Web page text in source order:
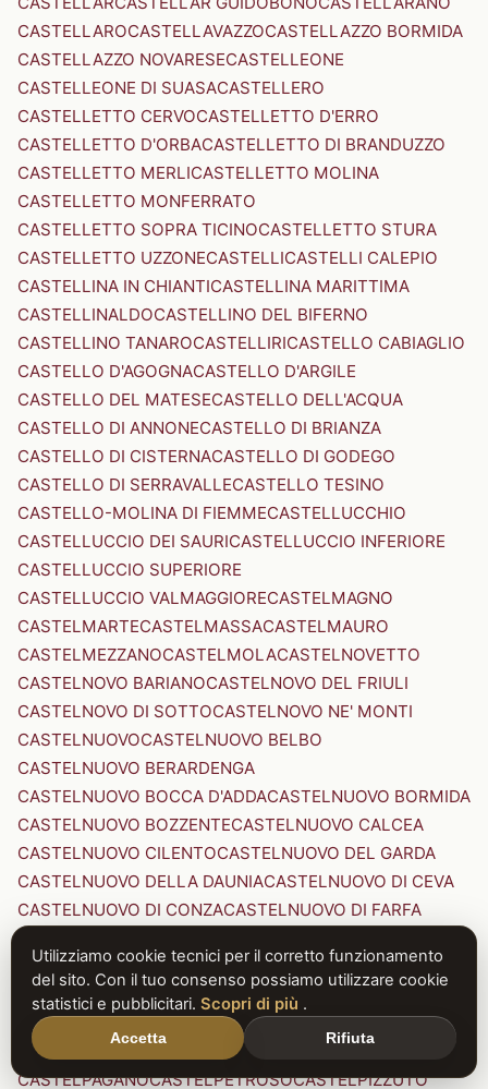
CASTELLAROCASTELLAVAZZOCASTELLAZZO BORMIDA
CASTELLAZZO NOVARESECASTELLEONE
CASTELLEONE DI SUASACASTELLERO
CASTELLETTO CERVOCASTELLETTO D'ERRO
CASTELLETTO D'ORBACASTELLETTO DI BRANDUZZO
CASTELLETTO MERLICASTELLETTO MOLINA
CASTELLETTO MONFERRATO
CASTELLETTO SOPRA TICINOCASTELLETTO STURA
CASTELLETTO UZZONECASTELLICASTELLI CALEPIO
CASTELLINA IN CHIANTICASTELLINA MARITTIMA
CASTELLINALDOCASTELLINO DEL BIFERNO
CASTELLINO TANAROCASTELLIRICASTELLO CABIAGLIO
CASTELLO D'AGOGNACASTELLO D'ARGILE
CASTELLO DEL MATESECASTELLO DELL'ACQUA
CASTELLO DI ANNONECASTELLO DI BRIANZA
CASTELLO DI CISTERNACASTELLO DI GODEGO
CASTELLO DI SERRAVALLECASTELLO TESINO
CASTELLO-MOLINA DI FIEMMECASTELLUCCHIO
CASTELLUCCIO DEI SAURICASTELLUCCIO INFERIORE
CASTELLUCCIO SUPERIORE
CASTELLUCCIO VALMAGGIORECASTELMAGNO
CASTELMARTECASTELMASSACASTELMAURO
CASTELMEZZANOCASTELMOLACASTELNOVETTO
CASTELNOVO BARIANOCASTELNOVO DEL FRIULI
CASTELNOVO DI SOTTOCASTELNOVO NE' MONTI
CASTELNUOVOCASTELNUOVO BELBO
CASTELNUOVO BERARDENGA
CASTELNUOVO BOCCA D'ADDACASTELNUOVO BORMIDA
CASTELNUOVO BOZZENTECASTELNUOVO CALCEA
CASTELNUOVO CILENTOCASTELNUOVO DEL GARDA
CASTELNUOVO DELLA DAUNIACASTELNUOVO DI CEVA
CASTELNUOVO DI CONZACASTELNUOVO DI FARFA
CASTELNUOVO DI PORTO CASTELNUOVO DON BOSCO
CASTELNUOVO MAGRACASTELNUOVO NIGRA
CASTELNUOVO PARANOCASTELNUOVO RANGONE
CASTELNUOVO SCRIVIA
CASTELNUOVO VAL DI CECINA
CASTELPAGANOCASTELPETROSOCASTELPIZZUTO
Utilizziamo cookie tecnici per il corretto funzionamento
del sito. Con il tuo consenso possiamo utilizzare cookie
statistici e pubblicitari. Scopri di più .
Accetta Rifiuta